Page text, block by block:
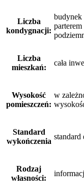
Liczba
kondygnacji:
budynek
Liczba
mieszkań:
cała
Wysokość
pomieszczeń:
w
Standard
wykończenia
standard
Rodzaj
własności: